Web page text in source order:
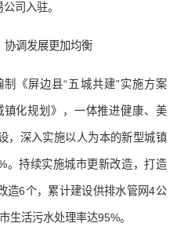
司入驻。
协调发展更加均衡
制《屏边县“五城共建”实施方案
镇化规划》，一体推进健康、美
，深入实施以人为本的新型城镇
。持续实施城市更新改造，打造
造6个，累计建设供排水管网4公
生活污水处理率达95%。